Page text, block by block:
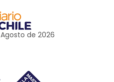
Agosto de 2026